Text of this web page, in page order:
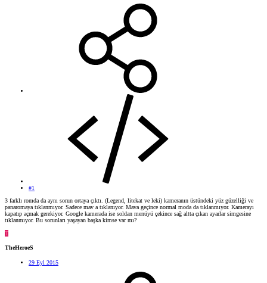
#1
3 farklı romda da aynı sorun ortaya çıktı. (Legend, litekat ve leki) kameranın üstündeki yüz güzelliği ve
panaromaya tıklanmıyor. Sadece mav a tıklanıyor. Mava geçince normal moda da tıklanmıyor. Kamerayı
kapatıp açmak gerekiyor. Google kamerada ise soldan menüyü çekince sağ altta çıkan ayarlar simgesine
tıklanmıyor. Bu sorunları yaşayan başka kimse var mı?
T
TheHeroeS
29 Eyl 2015